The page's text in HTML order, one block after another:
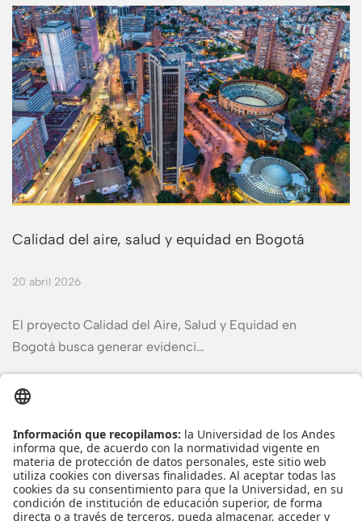
Calidad del aire, salud y equidad en Bogotá
20 abril 2026
El proyecto Calidad del Aire, Salud y Equidad en
Bogotá busca generar evidenci…
Leer más